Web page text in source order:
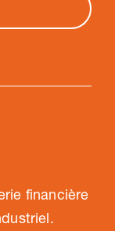
financière